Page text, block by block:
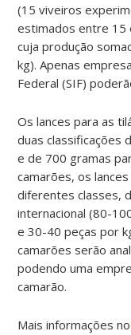
(15 viveiros
estimados entre 15
cuja produção
kg). Apenas
Federal (SIF)
Os lances para as
duas classificações
e de 700 gramas
camarões, os
diferentes classes,
internacional (80-
e 30-40 peças por
camarões serão
podendo uma
camarão.
Mais informações